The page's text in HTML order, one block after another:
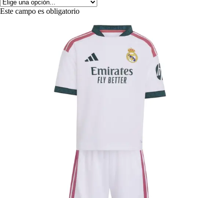
Este campo es obligatorio